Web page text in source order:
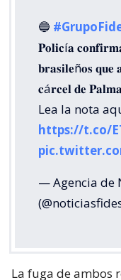
🔵
𝐏𝐨𝐥𝐢𝐜í𝐚
𝐛𝐫𝐚𝐬𝐢𝐥𝐞ñ𝐨𝐬
𝐜á𝐫𝐜𝐞𝐥 𝐝𝐞
Lea la nota
https://t.co/
— Agencia de
La fuga de ambos